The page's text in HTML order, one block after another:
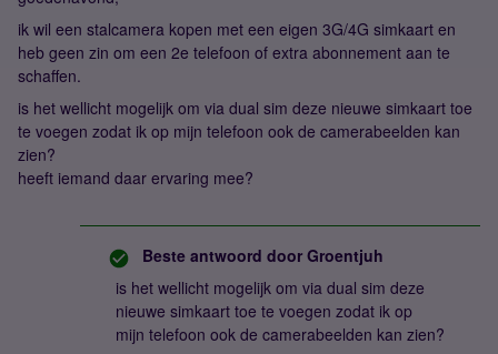
ik wil een stalcamera kopen met een eigen 3G/4G simkaart en
heb geen zin om een 2e telefoon of extra abonnement aan te
schaffen.
is het wellicht mogelijk om via dual sim deze nieuwe simkaart toe
te voegen zodat ik op mijn telefoon ook de camerabeelden kan
zien?
heeft iemand daar ervaring mee?
Beste antwoord door Groentjuh
is het wellicht mogelijk om via dual sim deze
nieuwe simkaart toe te voegen zodat ik op
mijn telefoon ook de camerabeelden kan zien?